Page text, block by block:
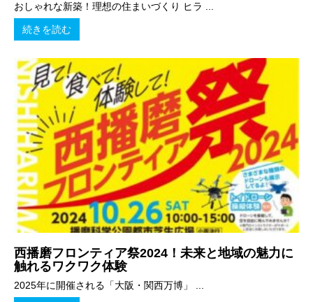
おしゃれな新築！理想の住まいづくり ヒラ ...
続きを読む
西播磨フロンティア祭2024！未来と地域の魅力に
触れるワクワク体験
2025年に開催される「大阪・関西万博」 ...